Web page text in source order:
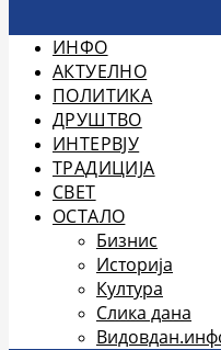
ИНФО
АКТУЕЛНО
ПОЛИТИКА
ДРУШТВО
ИНТЕРВЈУ
ТРАДИЦИЈА
СВЕТ
ОСТАЛО
Бизнис
Историја
Култура
Слика дана